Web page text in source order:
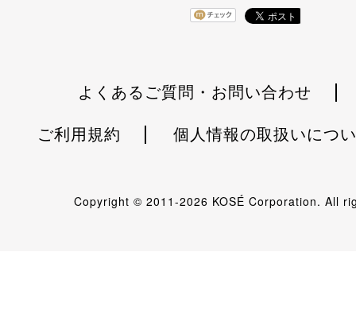
よくあるご質問・お問い合わせ
ご利用規約
個人情報の取扱いにつ
Copyright © 2011-2026 KOSÉ Corporation. All